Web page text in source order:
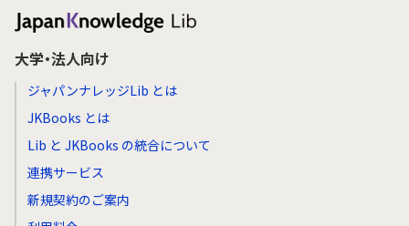
大学・法人向け
ジャパンナレッジLib とは
JKBooks とは
Lib と JKBooks の統合について
連携サービス
新規契約のご案内